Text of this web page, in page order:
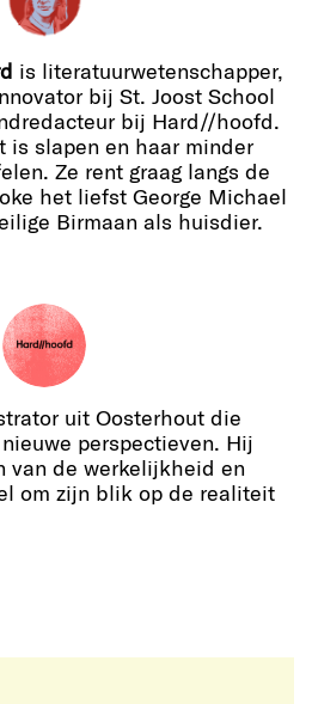
is literatuurwetenschapper,
bij St. Joost School
bij Hard//hoofd.
is slapen en haar minder
Ze rent graag langs de
het liefst George Michael
Birmaan als huisdier.
uit Oosterhout die
perspectieven. Hij
van de werkelijkheid en
om zijn blik op de realiteit